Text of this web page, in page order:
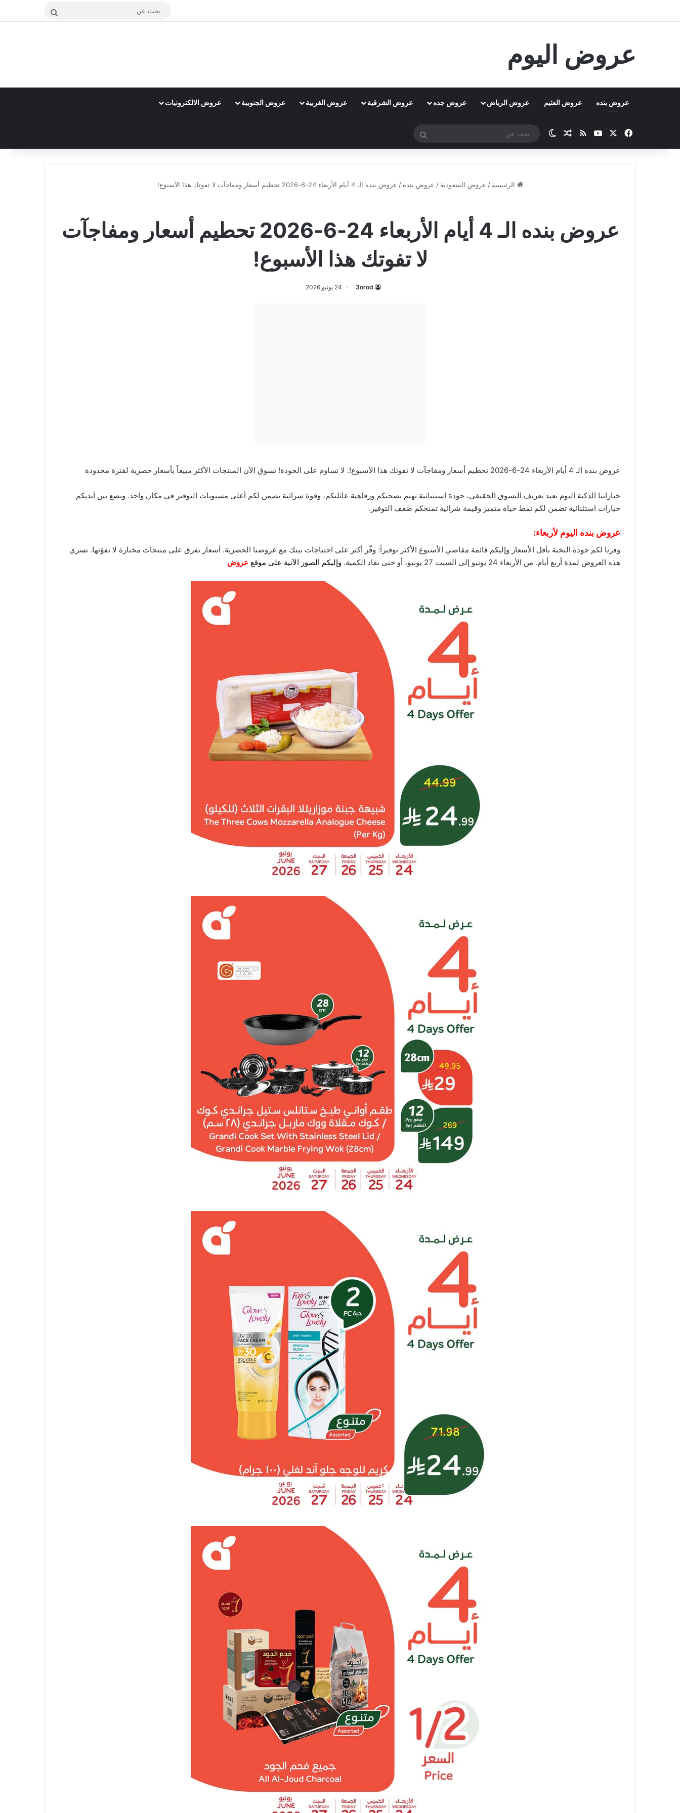
بحث
عروض اليوم
عروض بنده عروض العثيم عروض الرياض عروض جده عروض الشرقية عروض الغربية عروض الجنوبية عروض الالكترونيات
فيسبوك ‫YouTubeملخص الموقع RSS
مقال عشوائي
الوضع المظلم
بحث
الرئيسية / عروض السعودية / عروض بنده / عروض بنده الـ 4 أيام الأربعاء 24-6-2026 تحطيم أسعار ومفاجآت لا تفوتك هذا الأسبوع!
عروض بنده الـ 4 أيام الأربعاء 24-6-2026 تحطيم أسعار ومفاجآت
لا تفوتك هذا الأسبوع!
3orod 24 يونيو,2026
عروض بنده الـ 4 أيام الأربعاء 24-6-2026 تحطيم أسعار ومفاجآت لا تفوتك هذا الأسبوع!. لا تساوم على الجودة! تسوق الآن المنتجات الأكثر مبيعاً بأسعار حصرية لفترة محدودة
خياراتنا الذكية اليوم تعيد تعريف التسوق الحقيقي، جودة استثنائية تهتم بصحتكم ورفاهية عائلتكم، وقوة شرائية تضمن لكم أعلى مستويات التوفير في مكان واحد. ونضع بين أيديكم
خيارات استثنائية تضمن لكم نمط حياة متميز وقيمة شرائية تمنحكم ضعف التوفير.
عروض بنده اليوم لأربعاء:
وفرنا لكم جودة النخبة بأقل الأسعار وإليكم قائمة مقاضي الأسبوع الأكثر توفيراً: وفّر أكثر على احتياجات بيتك مع عروضنا الحصرية. أسعار تفرق على منتجات مختارة لا تفوّتها. تسري
هذه العروض لمدة أربع أيام. من الأربعاء 24 يونيو إلى السبت 27 يونيو، أو حتى نفاد الكمية.
وإليكم الصور الآتية على موقع عروض